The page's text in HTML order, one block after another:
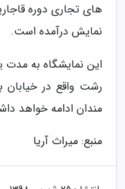
های تجاری دوره
نمایش درآمده است.
این نمایشگاه به
رشت واقع در خیابان
مندان ادامه خواهد
منبع: میراث آریا